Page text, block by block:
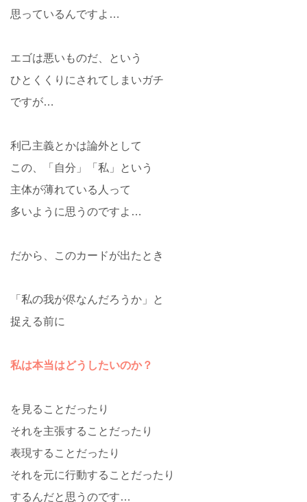
思っているんですよ…
エゴは悪いものだ、という
ひとくくりにされてしまいガチ
ですが…
利己主義とかは論外として
この、「自分」「私」という
主体が薄れている人って
多いように思うのですよ…
だから、このカードが出たとき
「私の我が侭なんだろうか」と
捉える前に
私は本当はどうしたいのか？
を見ることだったり
それを主張することだったり
表現することだったり
それを元に行動することだったり
するんだと思うのです…